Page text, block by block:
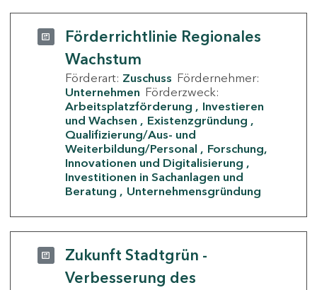
Förderrichtlinie Regionales
Wachstum
Förderart: Zuschuss Fördernehmer:
Unternehmen Förderzweck:
Arbeitsplatzförderung
Investieren
und Wachsen
Existenzgründung
Qualifizierung/Aus- und
Weiterbildung/Personal
Forschung,
Innovationen und Digitalisierung
Investitionen in Sachanlagen und
Beratung
Unternehmensgründung
Zukunft Stadtgrün -
Verbesserung des